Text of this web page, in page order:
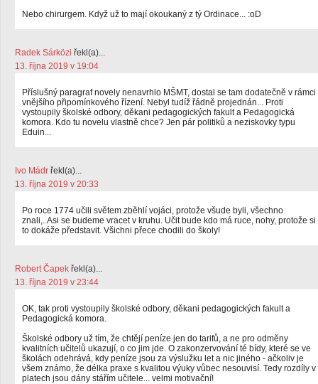
Nebo chirurgem. Když už to mají okoukaný z tý Ordinace... :oD
Radek Sárközi řekl(a)...
13. října 2019 v 19:04
Příslušný paragraf novely nenavrhlo MŠMT, dostal se tam dodatečně v rámci
vnějšího připomínkového řízení. Nebyl tudíž řádně projednán... Proti
vystoupily školské odbory, děkani pedagogických fakult a Pedagogická
komora. Kdo tu novelu vlastně chce? Jen pár politiků a neziskovky typu
Eduin...
Ivo Mádr řekl(a)...
13. října 2019 v 20:33
Po roce 1774 učili světem zběhlí vojáci, protože všude byli, všechno
znali,..Asi se budeme vracet v kruhu. Učit bude kdo má ruce, nohy, protože si
to dokáže představit. Všichni přece chodili do školy!
Robert Čapek řekl(a)...
13. října 2019 v 23:44
OK, tak proti vystoupily školské odbory, děkani pedagogických fakult a
Pedagogická komora.
Školské odbory už tím, že chtějí peníze jen do tarifů, a ne pro odměny
kvalitních učitelů ukazují, o co jim jde. O zakonzervování té bídy, které se ve
školách odehrává, kdy peníze jsou za výslužku let a nic jiného - ačkoliv je
všem známo, že délka praxe s kvalitou výuky vůbec nesouvisí. Tedy rozdíly v
platech jsou dány stářím učitele... velmi motivační!